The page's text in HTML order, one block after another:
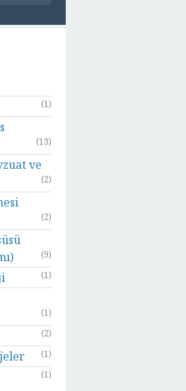
(1)
(13)
ve
(2)
(2)
(9)
(1)
(1)
(2)
(1)
(1)